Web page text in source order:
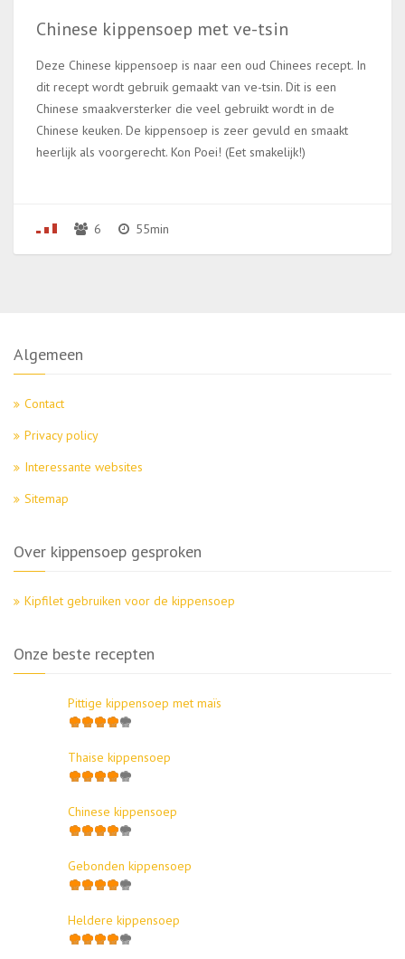
Chinese kippensoep met ve-tsin
Deze Chinese kippensoep is naar een oud Chinees recept. In
dit recept wordt gebruik gemaakt van ve-tsin. Dit is een
Chinese smaakversterker die veel gebruikt wordt in de
Chinese keuken. De kippensoep is zeer gevuld en smaakt
heerlijk als voorgerecht. Kon Poei! (Eet smakelijk!)
6 55min
Algemeen
Contact
Privacy policy
Interessante websites
Sitemap
Over kippensoep gesproken
Kipfilet gebruiken voor de kippensoep
Onze beste recepten
Pittige kippensoep met maïs
Thaise kippensoep
Chinese kippensoep
Gebonden kippensoep
Heldere kippensoep